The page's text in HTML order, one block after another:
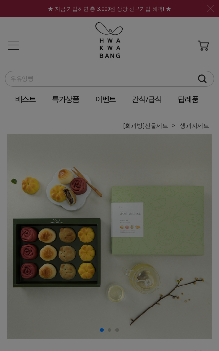
★ 지금 가입하면 총 3,000원 상당 신규가입 혜택! ★
베스트 특가상품 이벤트 간식/급식 답례품
[화과방]선물세트 생과자세트